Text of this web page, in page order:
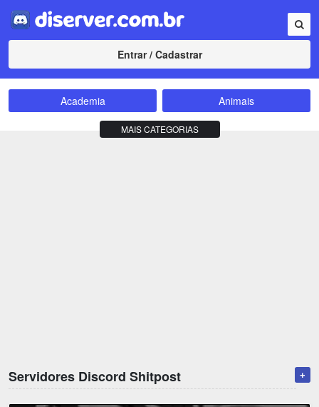
Entrar / Cadastrar
Academia
Animais
Evangélico
Filmes e Séries
MAIS CATEGORIAS
Servidores Discord Shitpost +